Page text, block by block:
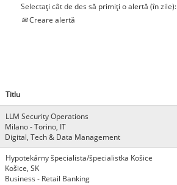
Selectați cât de des să primiți o alertă (în zile):
Creare alertă
Titlu
LLM Security Operations
Milano - Torino, IT
Digital, Tech & Data Management
Hypotekárny špecialista/špecialistka Košice
Košice, SK
Business - Retail Banking